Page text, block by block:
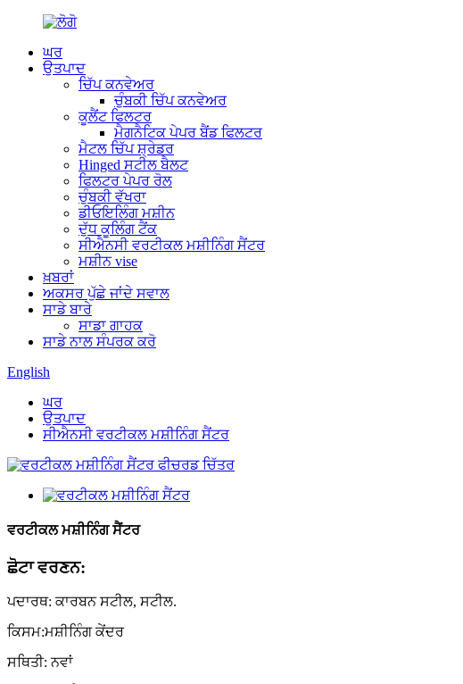
ਘਰ
ਉਤਪਾਦ
ਚਿੱਪ ਕਨਵੇਅਰ
ਚੁੰਬਕੀ ਚਿੱਪ ਕਨਵੇਅਰ
ਕੂਲੈਂਟ ਫਿਲਟਰ
ਮੈਗਨੈਟਿਕ ਪੇਪਰ ਬੈਂਡ ਫਿਲਟਰ
ਮੈਟਲ ਚਿੱਪ ਸ਼੍ਰੇਡਰ
Hinged ਸਟੀਲ ਬੈਲਟ
ਫਿਲਟਰ ਪੇਪਰ ਰੋਲ
ਚੁੰਬਕੀ ਵੱਖਰਾ
ਡੀਓਇਲਿੰਗ ਮਸ਼ੀਨ
ਦੁੱਧ ਕੂਲਿੰਗ ਟੈਂਕ
ਸੀਐਨਸੀ ਵਰਟੀਕਲ ਮਸ਼ੀਨਿੰਗ ਸੈਂਟਰ
ਮਸ਼ੀਨ vise
ਖ਼ਬਰਾਂ
ਅਕਸਰ ਪੁੱਛੇ ਜਾਂਦੇ ਸਵਾਲ
ਸਾਡੇ ਬਾਰੇ
ਸਾਡਾ ਗਾਹਕ
ਸਾਡੇ ਨਾਲ ਸੰਪਰਕ ਕਰੋ
English
ਘਰ
ਉਤਪਾਦ
ਸੀਐਨਸੀ ਵਰਟੀਕਲ ਮਸ਼ੀਨਿੰਗ ਸੈਂਟਰ
ਵਰਟੀਕਲ ਮਸ਼ੀਨਿੰਗ ਸੈਂਟਰ
ਛੋਟਾ ਵਰਣਨ:
ਪਦਾਰਥ: ਕਾਰਬਨ ਸਟੀਲ, ਸਟੀਲ.
ਕਿਸਮ:ਮਸ਼ੀਨਿੰਗ ਕੇਂਦਰ
ਸਥਿਤੀ: ਨਵਾਂ